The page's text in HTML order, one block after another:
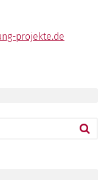
projekte.de